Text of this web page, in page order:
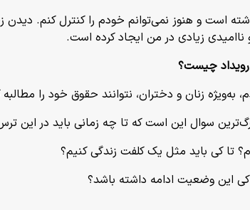
است و هنوز نمی‌توانم خودم را کنترل کنم.
زیادی در من ایجاد کرده است.
رویداد چیست؟
به‌ویژه زنان و دختران، نتوانند حقوق خود را
سوال این است که تا چه زمانی باید در این
تا کی باید مثل یک کلفت زندگی کنیم؟
کی این وضعیت ادامه داشته باشد؟